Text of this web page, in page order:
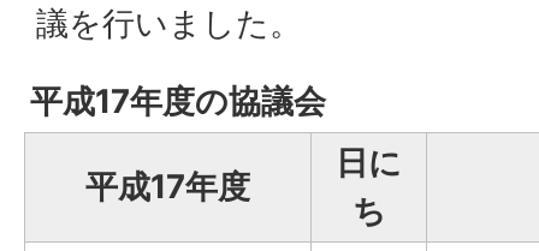
議を行いました。
平成17年度の協議会
平成17年度
日に
ち